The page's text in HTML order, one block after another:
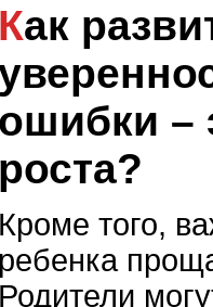
Как развить у ребенка
ошибки –
роста?
Кроме того,
ребенка
Родители